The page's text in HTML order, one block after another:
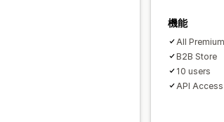
機能
All
B2B Store
10 users
API